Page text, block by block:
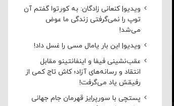
ویدیو| کنعانی زادگان: به کورتوا گفتم آن
توپ را نمی‌گرفتی زندگی ما عوض
می‌شد!
ویدیو| این بار یامال مسی را غسل داد!
عقب‌نشینی فیفا و اینفانتینو مقابل
انتقاد و رسانه‌های آزاد؛ کاش تاج کمی از
رفیقش یاد می‌گرفت!
پستچی با سورپرایز قهرمان جام جهانی